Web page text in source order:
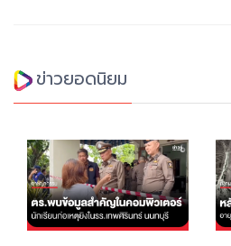
ข่าวยอดนิยม